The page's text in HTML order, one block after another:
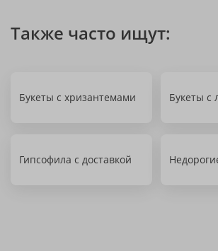
Также часто ищут:
Букеты с хризантемами Букеты с
Гипсофила с доставкой